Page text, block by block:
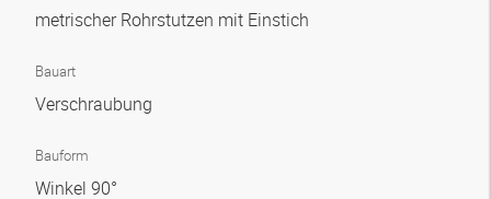
metrischer Rohrstutzen mit Einstich
Bauart
Verschraubung
Bauform
Winkel 90°